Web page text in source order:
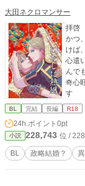
大田ネクロマンサー
拝啓
かつ
けば
心遣
んで
奇心旺
す
BL 完結 長編 R18
24h.ポイント 0pt
小説 228,743 位 /
BL 政略結婚？